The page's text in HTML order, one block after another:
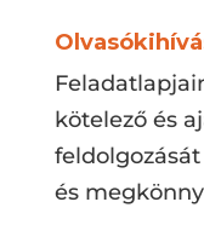
kötelező és
és